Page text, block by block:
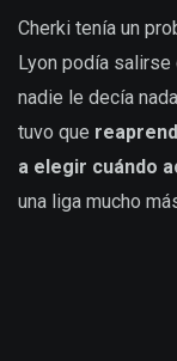
Cherki tenía un
Lyon podía
nadie le decía
tuvo que
a elegir cuándo
una liga mucho